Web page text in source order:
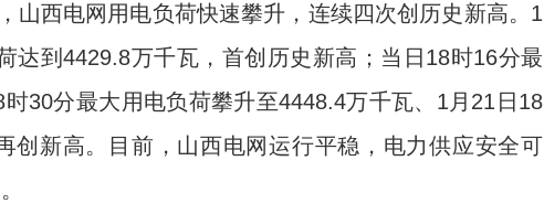
西电网用电负荷快速攀升，连续四次创历史新高。1
达到4429.8万千瓦，首创历史新高；当日18时16分最
30分最大用电负荷攀升至4448.4万千瓦、1月21日18
创新高。目前，山西电网运行平稳，电力供应安全可